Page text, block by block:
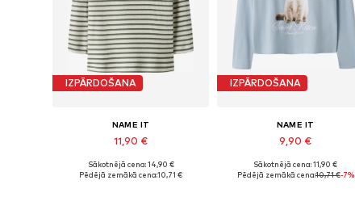
IZPĀRDOŠANA
NAME IT
11,90 €
Pieejams daudzos izmēros
Sākotnējā cena: 14,90 €
Pēdējā zemākā cena:10,71 €
IZPĀRDOŠANA
NAME IT
9,90 €
Sākotnējā cena: 11,90 €
Pēdējā zemākā cena:10,71 €-7%